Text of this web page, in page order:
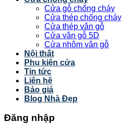
Cửa gỗ chống cháy
Cửa thép chống cháy
Cửa thép vân gỗ
Cửa vân gỗ 5D
Cửa nhôm vân gỗ
Nội thất
Phụ kiện cửa
Tin tức
Liên hệ
Báo giá
Blog Nhà Đẹp
Đăng nhập